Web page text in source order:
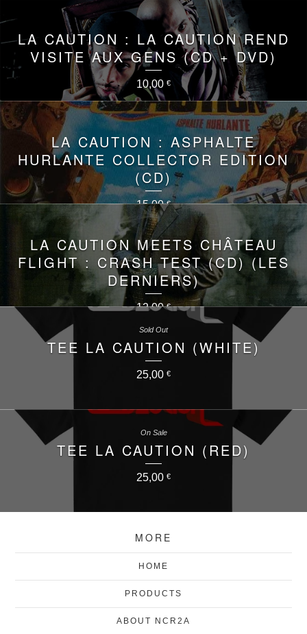
25,00€
LA CAUTION : LA CAUTION REND
VISITE AUX GENS (CD + DVD)
10,00 €
LA CAUTION : ASPHALTE
HURLANTE COLLECTOR EDITION
(CD)
15,00€
LA CAUTION MEETS CHÂTEAU
FLIGHT : CRASH TEST (CD) (LES
DERNIERS)
12,00€
TEE LA CAUTION (WHITE)
25,00 €
Sold Out
TEE LA CAUTION (RED)
25,00 €
On Sale
MORE
HOME
PRODUCTS
ABOUT NCR2A